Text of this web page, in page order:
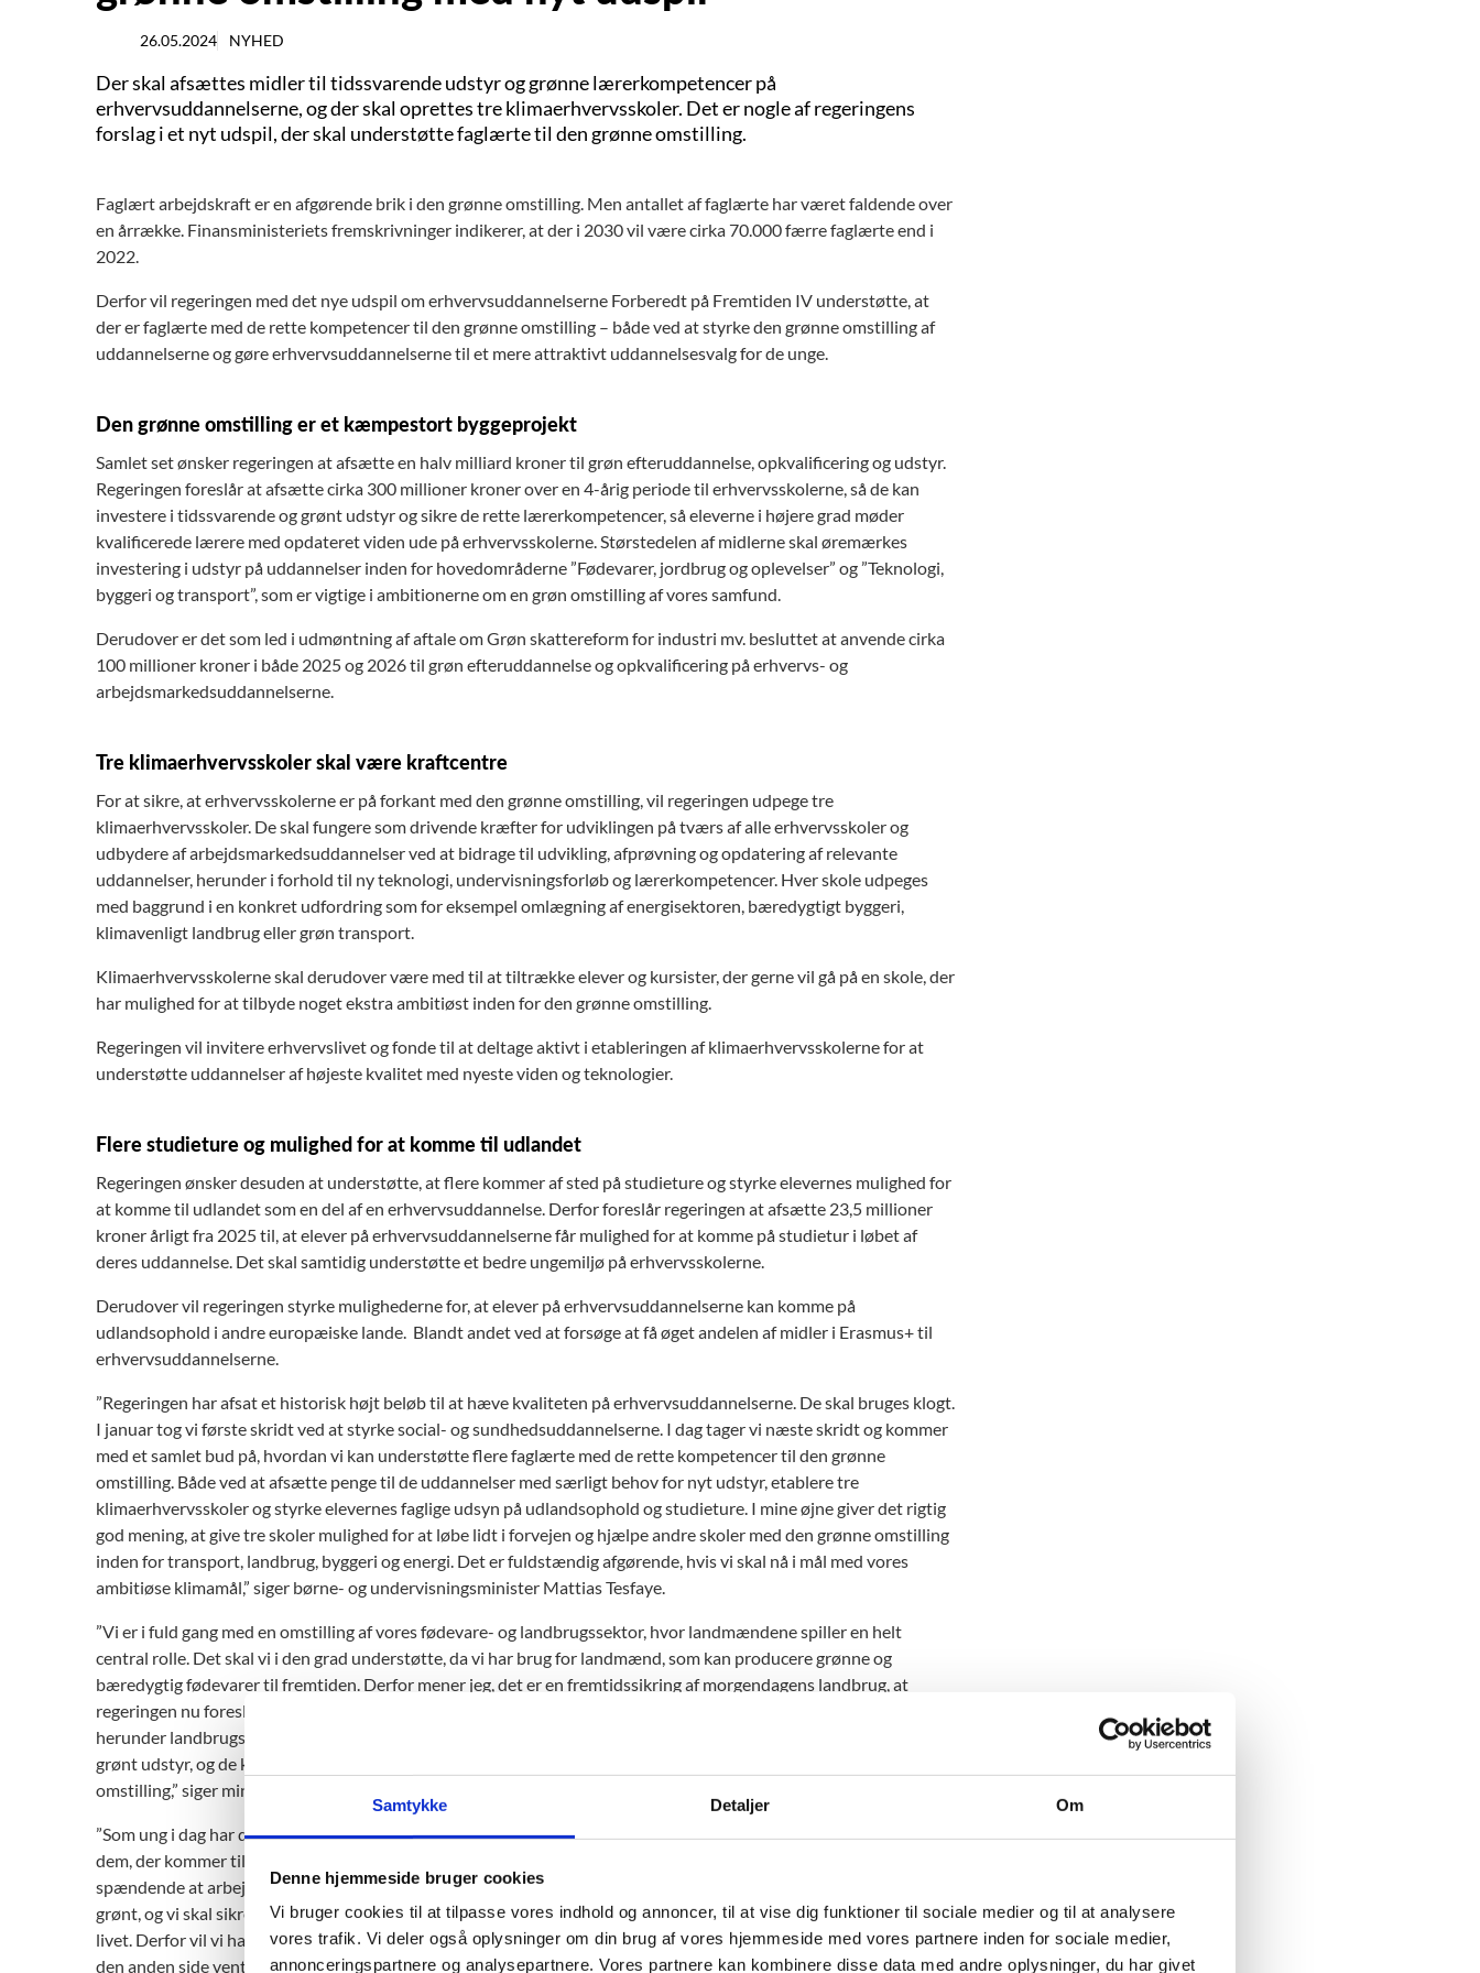
Samtykke Detaljer Om
Denne hjemmeside bruger cookies
Vi bruger cookies til at tilpasse vores indhold og annoncer, til at vise dig funktioner til sociale medier og til at analysere
vores trafik. Vi deler også oplysninger om din brug af vores hjemmeside med vores partnere inden for sociale medier,
annonceringspartnere og analysepartnere. Vores partnere kan kombinere disse data med andre oplysninger, du har givet
26.05.2024 NYHED
Der skal afsættes midler til tidssvarende udstyr og grønne lærerkompetencer på
erhvervsuddannelserne, og der skal oprettes tre klimaerhvervsskoler. Det er nogle af regeringens
forslag i et nyt udspil, der skal understøtte faglærte til den grønne omstilling.
Faglært arbejdskraft er en afgørende brik i den grønne omstilling. Men antallet af faglærte har været faldende over
en årrække. Finansministeriets fremskrivninger indikerer, at der i 2030 vil være cirka 70.000 færre faglærte end i
2022.
Derfor vil regeringen med det nye udspil om erhvervsuddannelserne Forberedt på Fremtiden IV understøtte, at
der er faglærte med de rette kompetencer til den grønne omstilling – både ved at styrke den grønne omstilling af
uddannelserne og gøre erhvervsuddannelserne til et mere attraktivt uddannelsesvalg for de unge.
Den grønne omstilling er et kæmpestort byggeprojekt
Samlet set ønsker regeringen at afsætte en halv milliard kroner til grøn efteruddannelse, opkvalificering og udstyr.
Regeringen foreslår at afsætte cirka 300 millioner kroner over en 4-årig periode til erhvervsskolerne, så de kan
investere i tidssvarende og grønt udstyr og sikre de rette lærerkompetencer, så eleverne i højere grad møder
kvalificerede lærere med opdateret viden ude på erhvervsskolerne. Størstedelen af midlerne skal øremærkes
investering i udstyr på uddannelser inden for hovedområderne ”Fødevarer, jordbrug og oplevelser” og ”Teknologi,
byggeri og transport”, som er vigtige i ambitionerne om en grøn omstilling af vores samfund.
Derudover er det som led i udmøntning af aftale om Grøn skattereform for industri mv. besluttet at anvende cirka
100 millioner kroner i både 2025 og 2026 til grøn efteruddannelse og opkvalificering på erhvervs- og
arbejdsmarkedsuddannelserne.
Tre klimaerhvervsskoler skal være kraftcentre
For at sikre, at erhvervsskolerne er på forkant med den grønne omstilling, vil regeringen udpege tre
klimaerhvervsskoler. De skal fungere som drivende kræfter for udviklingen på tværs af alle erhvervsskoler og
udbydere af arbejdsmarkedsuddannelser ved at bidrage til udvikling, afprøvning og opdatering af relevante
uddannelser, herunder i forhold til ny teknologi, undervisningsforløb og lærerkompetencer. Hver skole udpeges
med baggrund i en konkret udfordring som for eksempel omlægning af energisektoren, bæredygtigt byggeri,
klimavenligt landbrug eller grøn transport.
Klimaerhvervsskolerne skal derudover være med til at tiltrække elever og kursister, der gerne vil gå på en skole, der
har mulighed for at tilbyde noget ekstra ambitiøst inden for den grønne omstilling.
Regeringen vil invitere erhvervslivet og fonde til at deltage aktivt i etableringen af klimaerhvervsskolerne for at
understøtte uddannelser af højeste kvalitet med nyeste viden og teknologier.
Flere studieture og mulighed for at komme til udlandet
Regeringen ønsker desuden at understøtte, at flere kommer af sted på studieture og styrke elevernes mulighed for
at komme til udlandet som en del af en erhvervsuddannelse. Derfor foreslår regeringen at afsætte 23,5 millioner
kroner årligt fra 2025 til, at elever på erhvervsuddannelserne får mulighed for at komme på studietur i løbet af
deres uddannelse. Det skal samtidig understøtte et bedre ungemiljø på erhvervsskolerne.
Derudover vil regeringen styrke mulighederne for, at elever på erhvervsuddannelserne kan komme på
udlandsophold i andre europæiske lande. Blandt andet ved at forsøge at få øget andelen af midler i Erasmus+ til
erhvervsuddannelserne.
”Regeringen har afsat et historisk højt beløb til at hæve kvaliteten på erhvervsuddannelserne. De skal bruges klogt.
I januar tog vi første skridt ved at styrke social- og sundhedsuddannelserne. I dag tager vi næste skridt og kommer
med et samlet bud på, hvordan vi kan understøtte flere faglærte med de rette kompetencer til den grønne
omstilling. Både ved at afsætte penge til de uddannelser med særligt behov for nyt udstyr, etablere tre
klimaerhvervsskoler og styrke elevernes faglige udsyn på udlandsophold og studieture. I mine øjne giver det rigtig
god mening, at give tre skoler mulighed for at løbe lidt i forvejen og hjælpe andre skoler med den grønne omstilling
inden for transport, landbrug, byggeri og energi. Det er fuldstændig afgørende, hvis vi skal nå i mål med vores
ambitiøse klimamål,” siger børne- og undervisningsminister Mattias Tesfaye.
”Vi er i fuld gang med en omstilling af vores fødevare- og landbrugssektor, hvor landmændene spiller en helt
central rolle. Det skal vi i den grad understøtte, da vi har brug for landmænd, som kan producere grønne og
bæredygtig fødevarer til fremtiden. Derfor mener jeg, det er en fremtidssikring af morgendagens landbrug, at
regeringen nu foreslår at afsætte 300 millioner kroner til et ordentligt løft af vores erhvervsuddannelser –
herunder landbrugs- og fødevareuddannelser. Vi skal investere i uddannelserne, så skolerne får mere tidssvarende
grønt udstyr, og de kommende landmænd får de helt rette kompetencer, som efterspørges til den grønne
omstilling,” siger minister for fødevarer, landbrug og fiskeri Jacob Jensen.
”Som ung i dag har du mange fede muligheder for at vælge en grøn karrierevej, og fremtidens faglærte er blandt
dem, der kommer til at spille en central rolle i den grønne omstilling. Jeg kan personligt skrive under på, at det er
spændende at arbejde med klima og energi, og det er en branche i rivende udvikling. Det er attraktivt at arbejde
grønt, og vi skal sikre, at de studerende får de bedste forudsætninger for at føre fremtidens grønne løsninger ud i
livet. Derfor vil vi have Klimaerhvervsskoler, der kan tilbyde den højeste kvalitet inden for viden og teknologi, og på
den anden side venter topfede jobs, god løn og muligheden for at sparke mere gang i den grønne omstilling,” siger